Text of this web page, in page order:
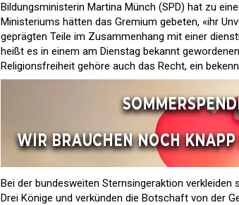
Bildungsministerin Martina Münch (SPD) hat zu
Ministeriums hätten das Gremium gebeten, «ihr
geprägten Teile im Zusammenhang mit einer
heißt es in einem am Dienstag bekannt
Religionsfreiheit gehöre auch das Recht, ein
Bei der bundesweiten Sternsingeraktion
Drei Könige und verkünden die Botschaft von der